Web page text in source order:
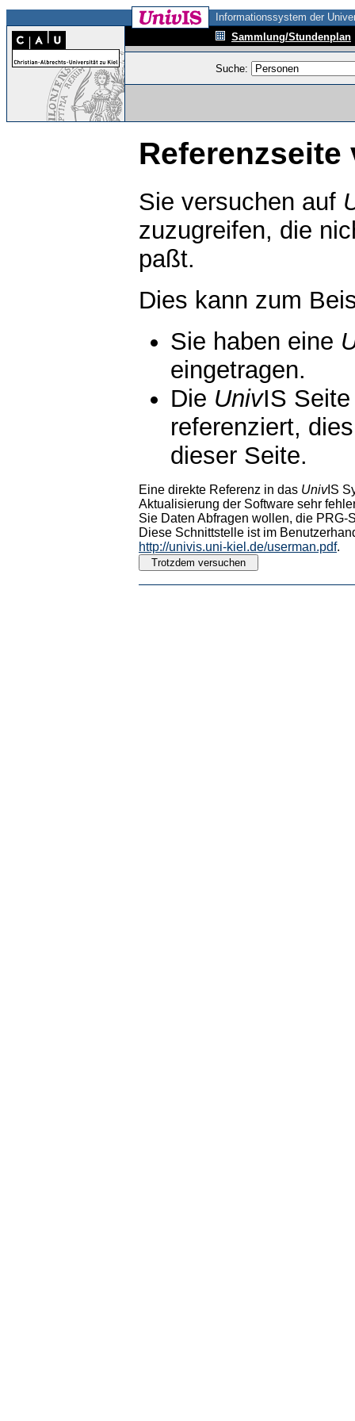
Informationssystem der
Sammlung/Stundenplan
Suche:
Referenzseite
Sie versuchen auf
zuzugreifen, die
paßt.
Dies kann zum
Sie haben eine
eingetragen.
Die UnivIS
referenziert,
dieser Seite.
Eine direkte Referenz in das UnivIS
Aktualisierung der Software sehr
Sie Daten Abfragen wollen, die PRG-
Diese Schnittstelle ist im
http://univis.uni-kiel.de/userman.pdf.